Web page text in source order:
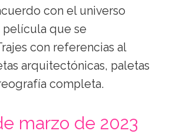
con el universo
que se
con referencias al
arquitectónicas, paletas
completa.
marzo de 2023